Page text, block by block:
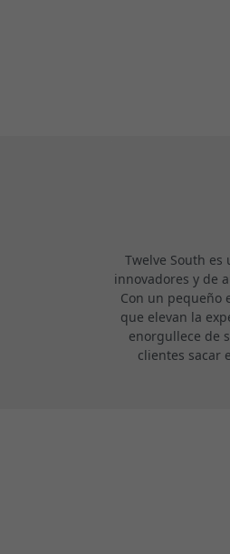
Twelve South
innovadores y de
Con un pequeño
que elevan la
enorgullece de
clientes sacar